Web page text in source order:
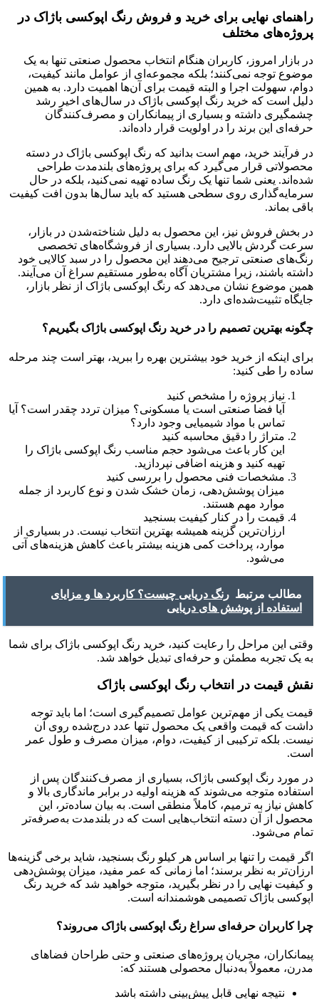
راهنمای نهایی برای خرید و فروش رنگ اپوکسی باژاک در
پروژه‌های مختلف
در بازار امروز، کاربران هنگام انتخاب محصول صنعتی تنها به یک
موضوع توجه نمی‌کنند؛ بلکه مجموعه‌ای از عوامل مانند کیفیت،
دوام، سهولت اجرا و البته قیمت برای آن‌ها اهمیت دارد. به همین
دلیل است که خرید رنگ اپوکسی باژاک در سال‌های اخیر رشد
چشمگیری داشته و بسیاری از پیمانکاران و مصرف‌کنندگان
حرفه‌ای این برند را در اولویت قرار داده‌اند.
در فرآیند خرید، مهم است بدانید که رنگ اپوکسی باژاک در دسته
محصولاتی قرار می‌گیرد که برای پروژه‌های بلندمدت طراحی
شده‌اند. یعنی شما تنها یک رنگ ساده تهیه نمی‌کنید، بلکه در حال
سرمایه‌گذاری روی سطحی هستید که باید سال‌ها بدون افت کیفیت
باقی بماند.
در بخش فروش نیز، این محصول به دلیل شناخته‌شدن در بازار،
سرعت گردش بالایی دارد. بسیاری از فروشگاه‌های تخصصی
رنگ‌های صنعتی ترجیح می‌دهند این محصول را در سبد کالایی خود
داشته باشند، زیرا مشتریان آگاه به‌طور مستقیم سراغ آن می‌آیند.
همین موضوع نشان می‌دهد که رنگ اپوکسی باژاک از نظر بازار،
جایگاه تثبیت‌شده‌ای دارد.
چگونه بهترین تصمیم را در خرید رنگ اپوکسی باژاک بگیریم؟
برای اینکه از خرید خود بیشترین بهره را ببرید، بهتر است چند مرحله
ساده را طی کنید:
نیاز پروژه را مشخص کنید
آیا فضا صنعتی است یا مسکونی؟ میزان تردد چقدر است؟ آیا
تماس با مواد شیمیایی وجود دارد؟
متراژ را دقیق محاسبه کنید
این کار باعث می‌شود حجم مناسب رنگ اپوکسی باژاک را
تهیه کنید و هزینه اضافی نپردازید.
مشخصات فنی محصول را بررسی کنید
میزان پوشش‌دهی، زمان خشک شدن و نوع کاربرد از جمله
موارد مهم هستند.
قیمت را در کنار کیفیت بسنجید
ارزان‌ترین گزینه همیشه بهترین انتخاب نیست. در بسیاری از
موارد، پرداخت کمی هزینه بیشتر باعث کاهش هزینه‌های آتی
می‌شود.
مطالب مرتبط رنگ دریایی چیست؟ کاربرد ها و مزایای
استفاده از پوشش های دریایی
وقتی این مراحل را رعایت کنید، خرید رنگ اپوکسی باژاک برای شما
به یک تجربه مطمئن و حرفه‌ای تبدیل خواهد شد.
نقش قیمت در انتخاب رنگ اپوکسی باژاک
قیمت یکی از مهم‌ترین عوامل تصمیم‌گیری است؛ اما باید توجه
داشت که قیمت واقعی یک محصول تنها عدد درج‌شده روی آن
نیست. بلکه ترکیبی از کیفیت، دوام، میزان مصرف و طول عمر
است.
در مورد رنگ اپوکسی باژاک، بسیاری از مصرف‌کنندگان پس از
استفاده متوجه می‌شوند که هزینه اولیه در برابر ماندگاری بالا و
کاهش نیاز به ترمیم، کاملاً منطقی است. به بیان ساده‌تر، این
محصول از آن دسته انتخاب‌هایی است که در بلندمدت به‌صرفه‌تر
تمام می‌شود.
اگر قیمت را تنها بر اساس هر کیلو رنگ بسنجید، شاید برخی گزینه‌ها
ارزان‌تر به نظر برسند؛ اما زمانی که عمر مفید، میزان پوشش‌دهی
و کیفیت نهایی را در نظر بگیرید، متوجه خواهید شد که خرید رنگ
اپوکسی باژاک تصمیمی هوشمندانه است.
چرا کاربران حرفه‌ای سراغ رنگ اپوکسی باژاک می‌روند؟
پیمانکاران، مجریان پروژه‌های صنعتی و حتی طراحان فضاهای
مدرن، معمولاً به‌دنبال محصولی هستند که:
نتیجه نهایی قابل پیش‌بینی داشته باشد